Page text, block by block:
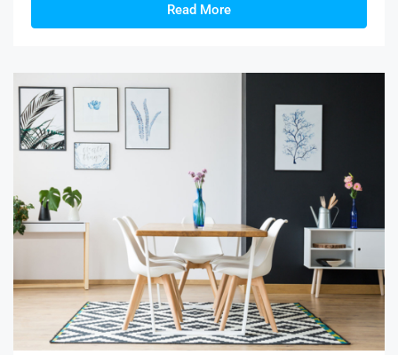
Read More